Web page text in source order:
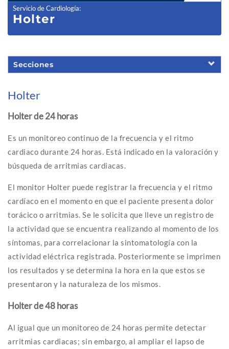
Servicio de Cardiología:
Holter
Secciones
Holter
Holter de 24 horas
Es un monitoreo continuo de la frecuencia y el ritmo
cardiaco durante 24 horas. Está indicado en la valoración y
búsqueda de arritmias cardiacas.
El monitor Holter puede registrar la frecuencia y el ritmo
cardíaco en el momento en que el paciente presenta dolor
torácico o arritmias. Se le solicita que lleve un registro de
la actividad que se encuentra realizando al momento de los
síntomas, para correlacionar la sintomatología con la
actividad eléctrica registrada. Posteriormente se imprimen
los resultados y se determina la hora en la que estos se
presentaron y la naturaleza de los mismos.
Holter de 48 horas
Al igual que un monitoreo de 24 horas permite detectar
arritmias cardiacas; sin embargo, al ampliar el lapso de